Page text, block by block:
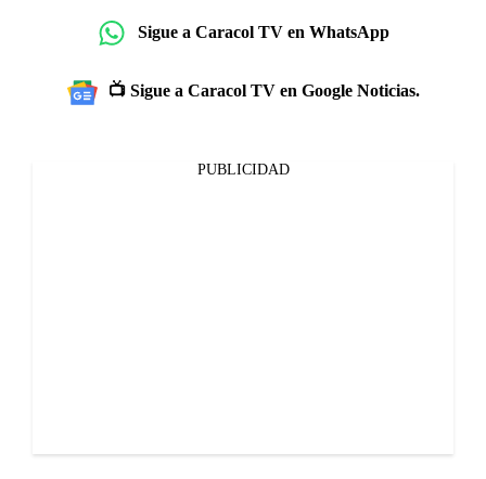
Sigue a Caracol TV en WhatsApp
📺 Sigue a Caracol TV en Google Noticias.
PUBLICIDAD